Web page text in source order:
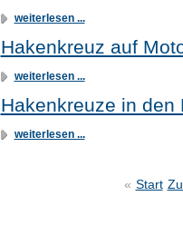
weiterlesen ...
Hakenkreuz auf
weiterlesen ...
Hakenkreuze in den
weiterlesen ...
« Start